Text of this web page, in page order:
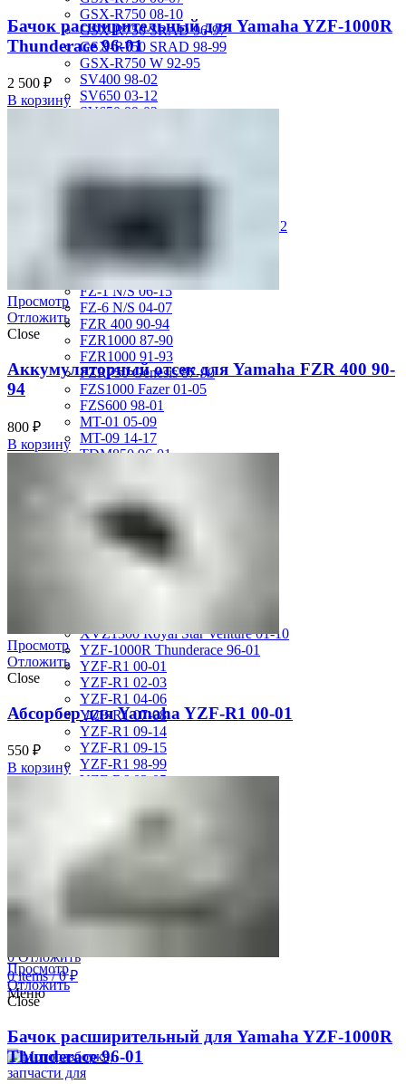
GSX-R750 08-10
GSX-R750 SRAD 96-97
GSX-R750 SRAD 98-99
GSX-R750 W 92-95
SV400 98-02
SV650 03-12
SV650 99-02
VS750 Intruder 85-91
VZR1800 Boulevard M109R 06-12
FJ1200 91-93
FJR1300 06-12
FZ-1 N/S 06-15
FZ-6 N/S 04-07
FZR 400 90-94
FZR1000 87-90
FZR1000 91-93
FZR750 Genesis 87-90
FZS1000 Fazer 01-05
FZS600 98-01
MT-01 05-09
MT-09 14-17
TDM850 96-01
VMX12 V-max 88-07
XJ600S Diversion 92-04
XJR1200 94-98
XJR400 97-06
XV1700 Road Star 04-09
XV1900 Raider 08-17
XVZ1300 Royal Star Venture 01-10
YZF-1000R Thunderace 96-01
YZF-R1 00-01
YZF-R1 02-03
YZF-R1 04-06
YZF-R1 07-08
YZF-R1 09-14
YZF-R1 09-15
YZF-R1 98-99
YZF-R6 03-05
YZF-R6 08-16
YZF600 Thundrcat 97-07
Моторезина Б/У
Авторизация
0Отложить
0items / 0₽
Меню
Бачок расширительный для Yamaha YZF-1000R
Thunderace 96-01
2 500 ₽
В корзину
Просмотр
Отложить
Close
Аккумуляторный отсек для Yamaha FZR 400 90-
94
800 ₽
В корзину
Просмотр
Отложить
Close
Абсорбер для Yamaha YZF-R1 00-01
550 ₽
В корзину
Просмотр
Отложить
Close
Бачок расширительный для Yamaha YZF-1000R
Thunderace 96-01